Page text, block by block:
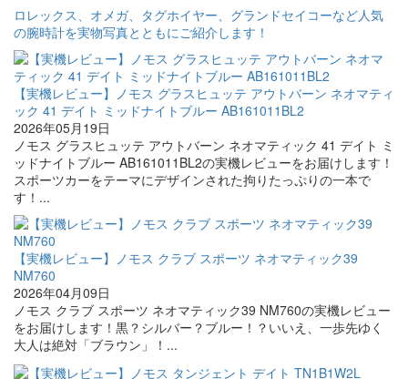
ロレックス、オメガ、タグホイヤー、グランドセイコーなど人気
の腕時計を実物写真とともにご紹介します！
【実機レビュー】ノモス グラスヒュッテ アウトバーン ネオマティ
ック 41 デイト ミッドナイトブルー AB161011BL2
2026年05月19日
ノモス グラスヒュッテ アウトバーン ネオマティック 41 デイト ミ
ッドナイトブルー AB161011BL2の実機レビューをお届けします！
スポーツカーをテーマにデザインされた拘りたっぷりの一本で
す！...
【実機レビュー】ノモス クラブ スポーツ ネオマティック39
NM760
2026年04月09日
ノモス クラブ スポーツ ネオマティック39 NM760の実機レビュー
をお届けします！黒？シルバー？ブルー！？いいえ、一歩先ゆく
大人は絶対「ブラウン」！...